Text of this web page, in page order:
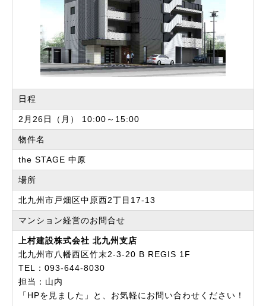
日程
2月26日（月） 10:00～15:00
物件名
the STAGE 中原
場所
北九州市戸畑区中原西2丁目17-13
マンション経営のお問合せ
上村建設株式会社 北九州支店
北九州市八幡西区竹末2-3-20 B REGIS 1F
TEL：093-644-8030
担当：山内
「HPを見ました」と、お気軽にお問い合わせください！